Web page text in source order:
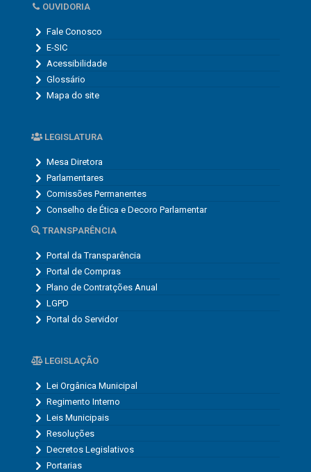
OUVIDORIA
Fale Conosco
E-SIC
Acessibilidade
Glossário
Mapa do site
LEGISLATURA
Mesa Diretora
Parlamentares
Comissões Permanentes
Conselho de Ética e Decoro Parlamentar
TRANSPARÊNCIA
Portal da Transparência
Portal de Compras
Plano de Contratções Anual
LGPD
Portal do Servidor
LEGISLAÇÃO
Lei Orgânica Municipal
Regimento Interno
Leis Municipais
Resoluções
Decretos Legislativos
Portarias